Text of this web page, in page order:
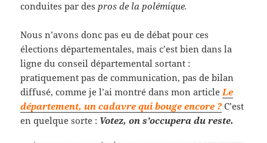
conduites par despros de la polémique.
Nous n’avons donc pas eu de débat pour ces
élections départementales, mais c’est bien dans la
ligne du conseil départemental sortant :
pratiquement pas de communication, pas de bilan
diffusé, comme je l’ai montré dans mon articleLe
département, un cadavre qui bouge encore ?C’est
en quelque sorte : Votez, on s’occupera du reste.